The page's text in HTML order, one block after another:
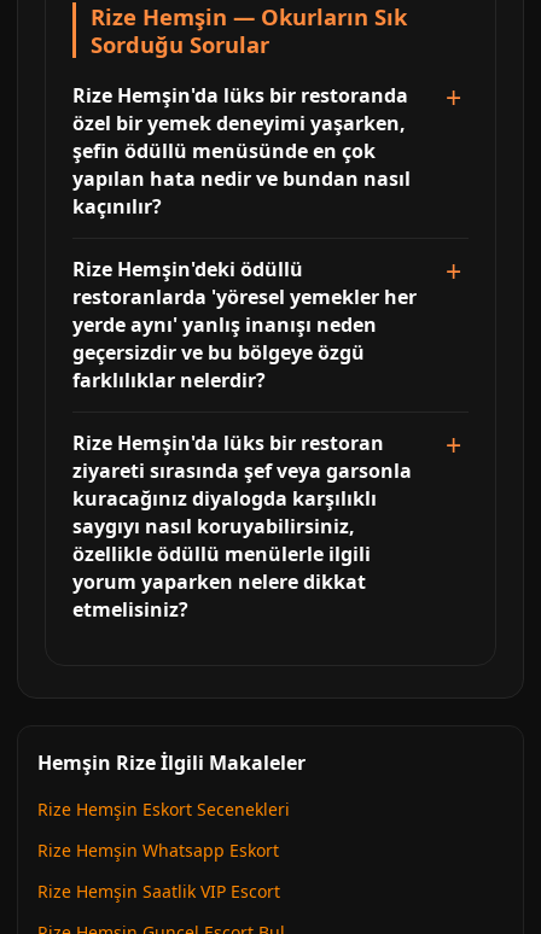
Rize Hemşin — Okurların Sık
Sorduğu Sorular
Rize Hemşin'da lüks bir restoranda
özel bir yemek deneyimi yaşarken,
şefin ödüllü menüsünde en çok
yapılan hata nedir ve bundan nasıl
kaçınılır?
Rize Hemşin'deki ödüllü
restoranlarda 'yöresel yemekler her
yerde aynı' yanlış inanışı neden
geçersizdir ve bu bölgeye özgü
farklılıklar nelerdir?
Rize Hemşin'da lüks bir restoran
ziyareti sırasında şef veya garsonla
kuracağınız diyalogda karşılıklı
saygıyı nasıl koruyabilirsiniz,
özellikle ödüllü menülerle ilgili
yorum yaparken nelere dikkat
etmelisiniz?
Hemşin Rize İlgili Makaleler
Rize Hemşin Eskort Secenekleri
Rize Hemşin Whatsapp Eskort
Rize Hemşin Saatlik VIP Escort